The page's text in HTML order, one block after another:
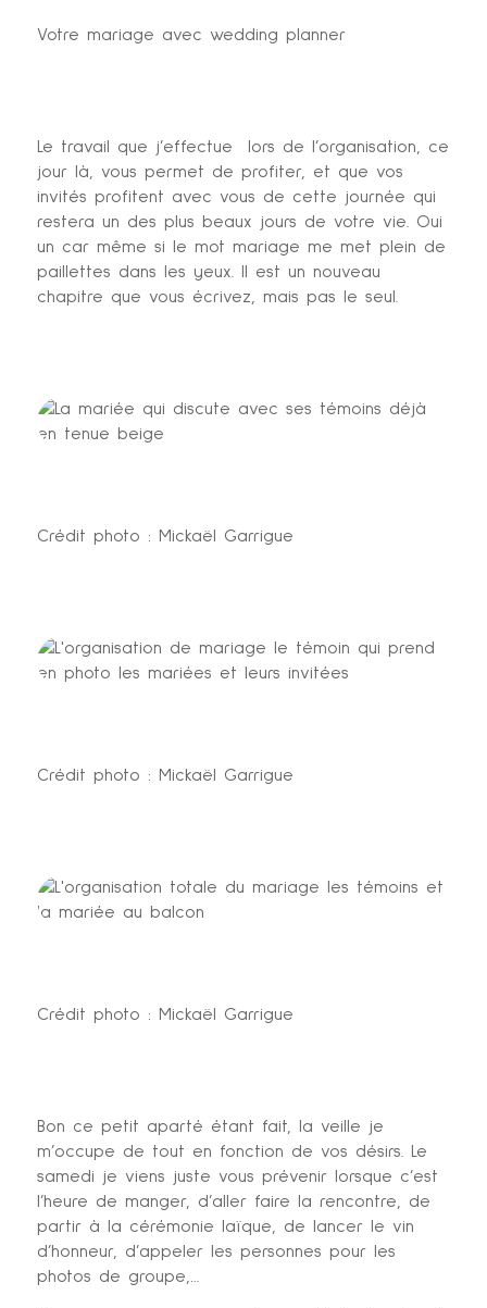
Votre mariage avec wedding planner
Le travail que j’effectue lors de l’organisation, ce
jour là, vous permet de profiter, et que vos
invités profitent avec vous de cette journée qui
restera un des plus beaux jours de votre vie. Oui
un car même si le mot mariage me met plein de
paillettes dans les yeux. Il est un nouveau
chapitre que vous écrivez, mais pas le seul.
Crédit photo : Mickaël Garrigue
Crédit photo : Mickaël Garrigue
Crédit photo : Mickaël Garrigue
Bon ce petit aparté étant fait, la veille je
m’occupe de tout en fonction de vos désirs. Le
samedi je viens juste vous prévenir lorsque c’est
l’heure de manger, d’aller faire la rencontre, de
partir à la cérémonie laïque, de lancer le vin
d’honneur, d’appeler les personnes pour les
photos de groupe,…